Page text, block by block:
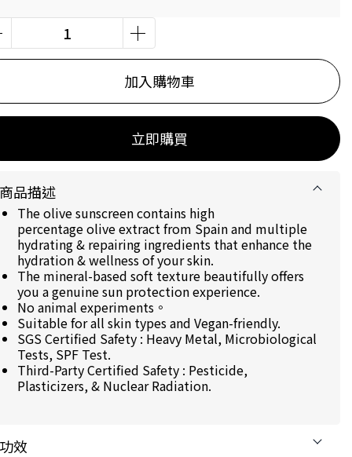
加入購物車
立即購買
品描述
The olive sunscreen contains high
percentage olive extract from Spain and multiple
hydrating & repairing ingredients that enhance the
hydration & wellness of your skin.
The mineral-based soft texture beautifully offers
you a genuine sun protection experience.
No animal experiments。
Suitable for all skin types and Vegan-friendly.
SGS Certified Safety : Heavy Metal, Microbiological
Tests, SPF Test.
Third-Party Certified Safety : Pesticide,
Plasticizers, & Nuclear Radiation.
效